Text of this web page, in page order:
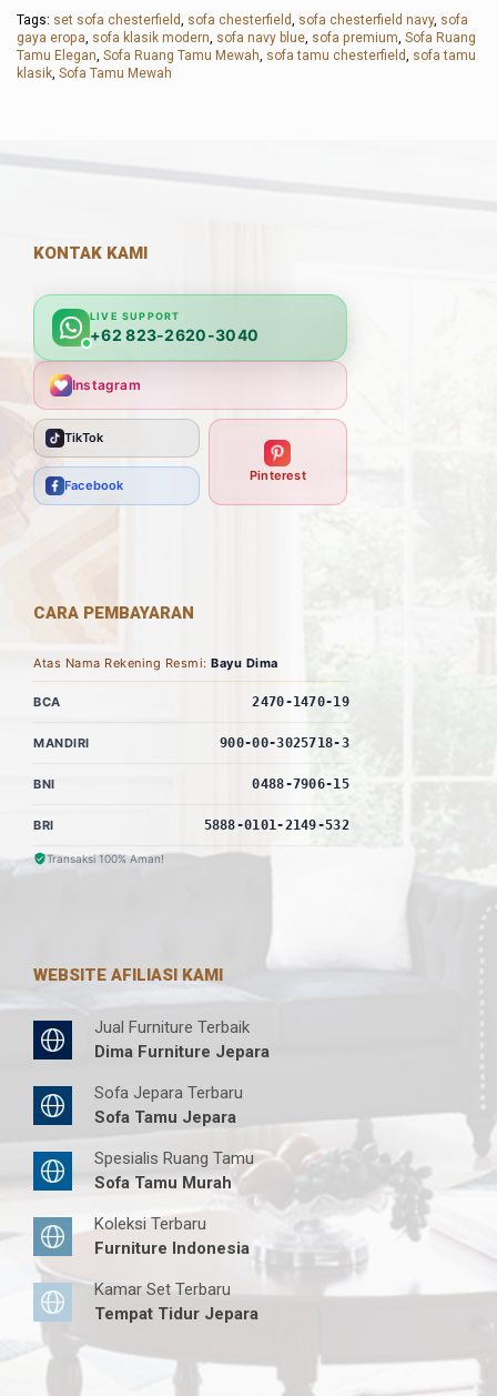
Tags: set sofa chesterfield, sofa chesterfield, sofa chesterfield navy, sofa
gaya eropa, sofa klasik modern, sofa navy blue, sofa premium, Sofa Ruang
Tamu Elegan, Sofa Ruang Tamu Mewah, sofa tamu chesterfield, sofa tamu
klasik, Sofa Tamu Mewah
KONTAK KAMI
LIVE SUPPORT
+62 823-2620-3040
Instagram
TikTok
Facebook
Pinterest
CARA PEMBAYARAN
Atas Nama Rekening Resmi: Bayu Dima
BCA 2470-1470-19
MANDIRI 900-00-3025718-3
BNI 0488-7906-15
BRI 5888-0101-2149-532
Transaksi 100% Aman!
WEBSITE AFILIASI KAMI
Jual Furniture Terbaik
Dima Furniture Jepara
Sofa Jepara Terbaru
Sofa Tamu Jepara
Spesialis Ruang Tamu
Sofa Tamu Murah
Koleksi Terbaru
Furniture Indonesia
Kamar Set Terbaru
Tempat Tidur Jepara